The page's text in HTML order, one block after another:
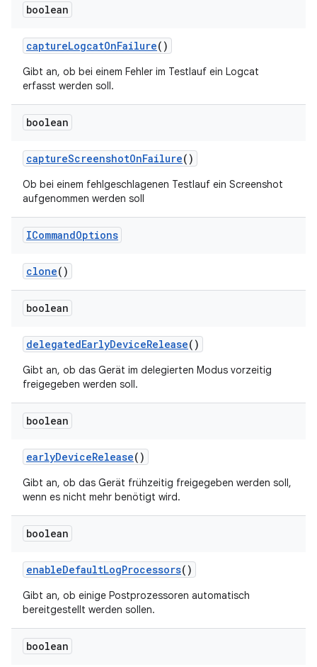
boolean
captureLogcatOnFailure()
Gibt an, ob bei einem Fehler im Testlauf ein Logcat
erfasst werden soll.
boolean
captureScreenshotOnFailure()
Ob bei einem fehlgeschlagenen Testlauf ein Screenshot
aufgenommen werden soll
ICommandOptions
clone()
boolean
delegatedEarlyDeviceRelease()
Gibt an, ob das Gerät im delegierten Modus vorzeitig
freigegeben werden soll.
boolean
earlyDeviceRelease()
Gibt an, ob das Gerät frühzeitig freigegeben werden soll,
wenn es nicht mehr benötigt wird.
boolean
enableDefaultLogProcessors()
Gibt an, ob einige Postprozessoren automatisch
bereitgestellt werden sollen.
boolean